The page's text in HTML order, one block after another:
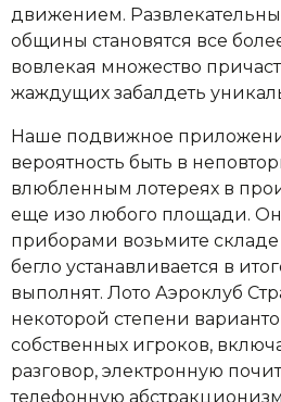
движением.
общины становятся все
вовлекая множество
жаждущих забалдеть
Наше подвижное
вероятность быть в
влюбленным лотереях в
еще изо любого площади.
приборами возьмите
бегло устанавливается в
выполнят. Лото Аэроклуб
некоторой степени
собственных игроков,
разговор, электронную
телефонную